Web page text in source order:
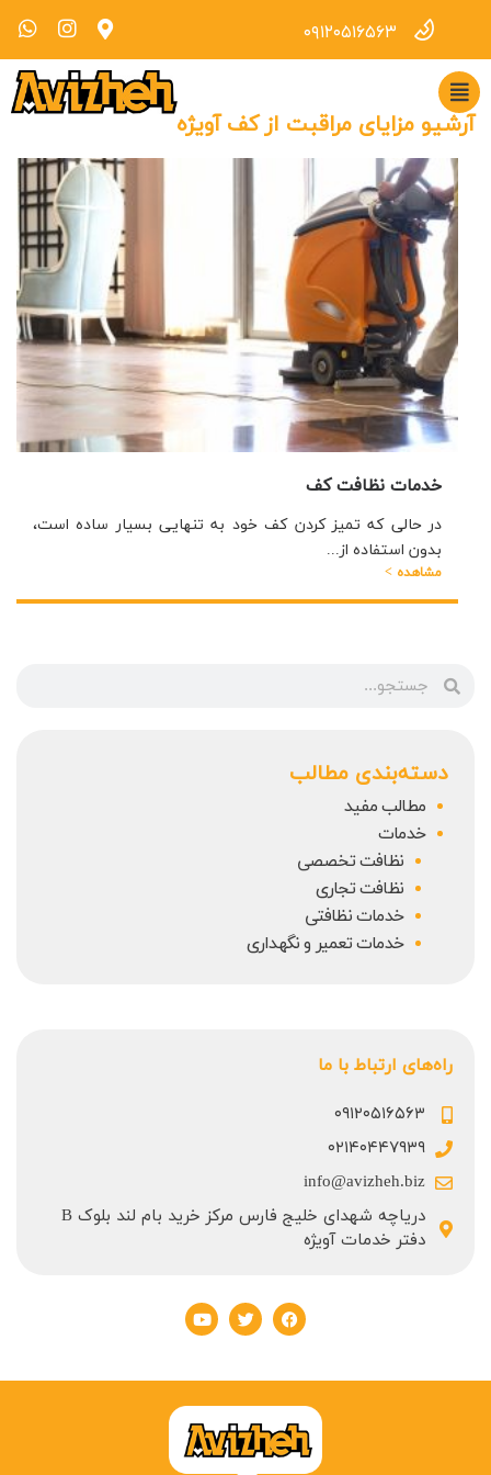
۰۹۱۲۰۵۱۶۵۶۳
آرشیو مزایای مراقبت از کف آویژه
خدمات نظافت کف
در حالی که تمیز کردن کف خود به تنهایی بسیار ساده است،
بدون استفاده از...
مشاهده >
دسته‌بندی مطالب
مطالب مفید
خدمات
نظافت تخصصی
نظافت تجاری
خدمات نظافتی
خدمات تعمیر و نگهداری
راه‌های ارتباط با ما
۰۹۱۲۰۵۱۶۵۶۳
۰۲۱۴۰۴۴۷۹۳۹
info@avizheh.biz
دریاچه شهدای خلیج فارس مرکز خرید بام لند بلوک B
دفتر خدمات آویژه